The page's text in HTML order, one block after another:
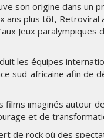
son origine dans un
ans plus tôt, Retroviral
Jeux paralympiques
les équipes
sud-africaine afin de
imaginés autour
et de
de rock où des
UNE